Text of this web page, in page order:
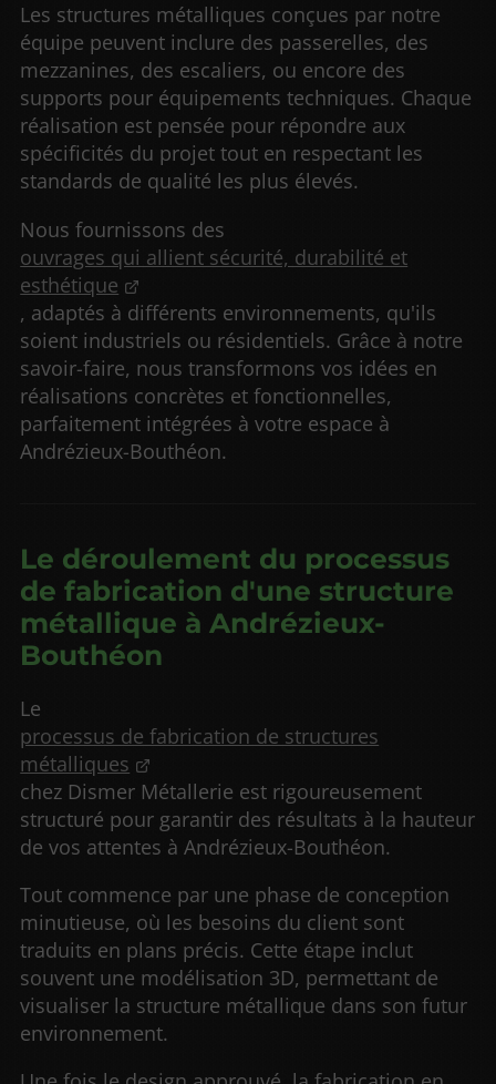
Les structures métalliques conçues par notre
équipe peuvent inclure des passerelles, des
mezzanines, des escaliers, ou encore des
supports pour équipements techniques. Chaque
réalisation est pensée pour répondre aux
spécificités du projet tout en respectant les
standards de qualité les plus élevés.
Nous fournissons des
ouvrages qui allient sécurité, durabilité et
esthétique
, adaptés à différents environnements, qu'ils
soient industriels ou résidentiels. Grâce à notre
savoir-faire, nous transformons vos idées en
réalisations concrètes et fonctionnelles,
parfaitement intégrées à votre espace à
Andrézieux-Bouthéon.
Le déroulement du processus
de fabrication d'une structure
métallique à Andrézieux-
Bouthéon
Le
processus de fabrication de structures
métalliques
chez Dismer Métallerie est rigoureusement
structuré pour garantir des résultats à la hauteur
de vos attentes à Andrézieux-Bouthéon.
Tout commence par une phase de conception
minutieuse, où les besoins du client sont
traduits en plans précis. Cette étape inclut
souvent une modélisation 3D, permettant de
visualiser la structure métallique dans son futur
environnement.